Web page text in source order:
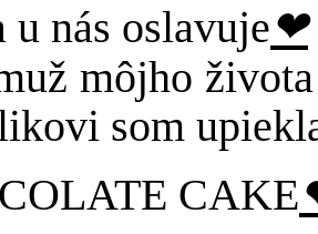
u nás oslavuje❤
môjho
som
CAKE